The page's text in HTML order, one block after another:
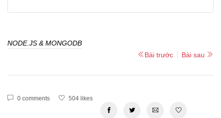
NODE.JS & MONGODB
Bài trước
Bài sau
0 comments 504 likes